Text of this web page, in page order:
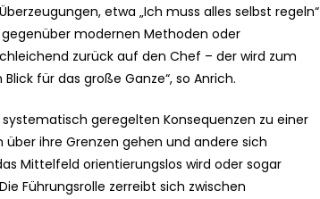
etwa „Ich muss alles selbst regeln“
gegenüber modernen Methoden oder
zurück auf den Chef – der wird zum
für das große Ganze“, so Anrich.
geregelten Konsequenzen zu einer
ihre Grenzen gehen und andere sich
Mittelfeld orientierungslos wird oder sogar
Führungsrolle zerreibt sich zwischen